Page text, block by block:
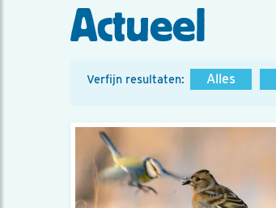
Actueel
Verfijn resultaten: Alles